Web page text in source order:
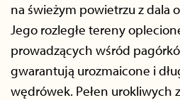
na świeżym powietrzu z dala
Jego rozległe tereny
prowadzących wśród
gwarantują urozmaicone i
wędrówek. Pełen urokliwych